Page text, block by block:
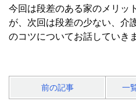
今回は段差のある家のメリッ
が、次回は段差の少ない、介
のコツについてお話していき
前の記事 一